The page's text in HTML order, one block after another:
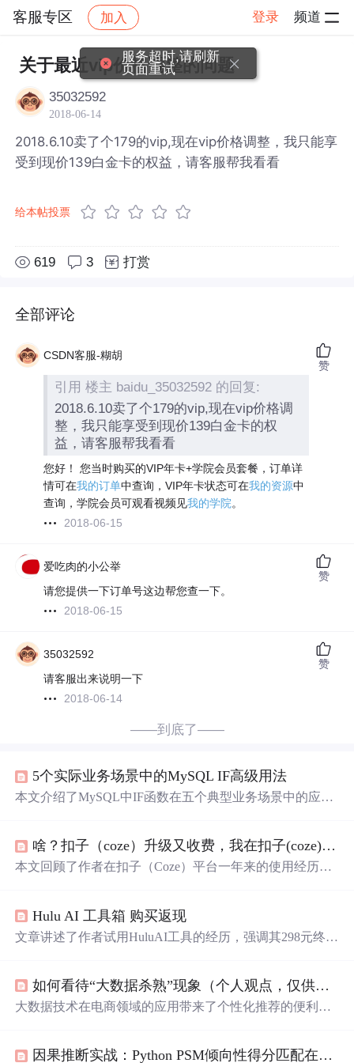
客服专区 加入 登录 频道
社区 客服专区 帖子详情
关于最近vip价格调整的问题
35032592
2018-06-14
2018.6.10卖了个179的vip,现在vip价格调整，我只能享
受到现价139白金卡的权益，请客服帮我看看
给本帖投票
619 3 打赏
全部评论
CSDN客服-糊胡
引用 楼主 baidu_35032592 的回复:
2018.6.10卖了个179的vip,现在vip价格调
整，我只能享受到现价139白金卡的权
益，请客服帮我看看
您好！ 您当时购买的VIP年卡+学院会员套餐，订单详
情可在我的订单中查询，VIP年卡状态可在我的资源中
查询，学院会员可观看视频见我的学院。
2018-06-15
赞
爱吃肉的小公举
请您提供一下订单号这边帮您查一下。
2018-06-15
赞
35032592
请客服出来说明一下
2018-06-14
赞
——到底了——
5个实际业务场景中的MySQL IF高级用法
本文介绍了MySQL中IF函数在五个典型业务场景中的应
化业务逻辑，提升SQL效率，并结合InsCode平台实现实时
验证与调试。
啥？扣子（coze）升级又收费，我在扣子(coze)究竟挣了多少钱？普通人还能玩转扣子吗？
本文回顾了作者在扣子（Coze）平台一年来的使用经历，
况，并解读最新升级带来的价格调整
限限制，评估是否值得继续投入。
Hulu AI 工具箱 购买返现
文章讲述了作者试用HuluAI工具的经历，强调其298元终身
惠邀请码，鼓励读者通过链接注册并享受返现。
如何看待“大数据杀熟”现象（个人观点，仅供参考）
大数据技术在电商领域的应用带来了个性化推荐的便利，
广泛讨论。
因果推断实战：Python PSM倾向性得分匹配在用户增长策略评估中的应用
服务超时,请刷新
页面重试